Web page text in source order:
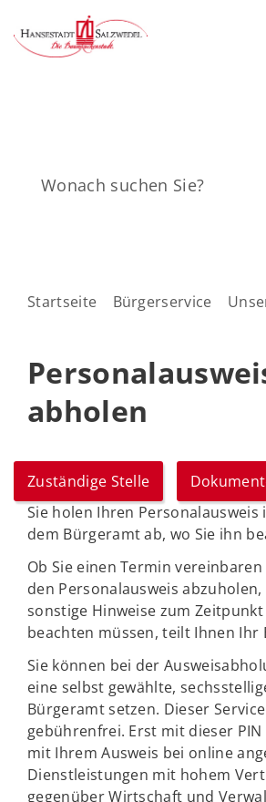
Startseite Bürgerservice
abholen
Zuständige Stelle
Sie holen Ihren Personalausweis
dem Bürgeramt ab, wo Sie ihn
Ob Sie einen Termin
den Personalausweis
sonstige Hinweise zum
beachten müssen, teilt Ihnen Ihr
Sie können bei der
eine selbst gewählte,
Bürgeramt setzen. Dieser
gebührenfrei. Erst mit dieser PIN
mit Ihrem Ausweis bei online
Dienstleistungen mit hohem
gegenüber Wirtschaft und